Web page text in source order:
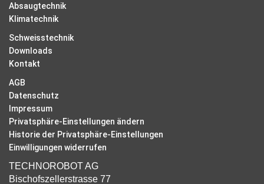
Absaugtechnik
Klimatechnik
Schweisstechnik
Downloads
Kontakt
AGB
Datenschutz
Impressum
Privatsphäre-Einstellungen ändern
Historie der Privatsphäre-Einstellungen
Einwilligungen widerrufen
TECHNOROBOT AG
Bischofszellerstrasse 77